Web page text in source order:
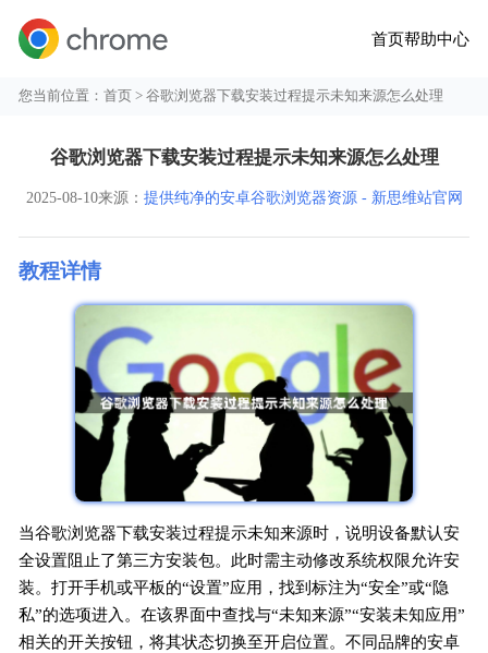
首页帮助中心
您当前位置：首页 > 谷歌浏览器下载安装过程提示未知来源怎么处理
谷歌浏览器下载安装过程提示未知来源怎么处理
2025-08-10来源： 提供纯净的安卓谷歌浏览器资源 - 新思维站官网
教程详情
当谷歌浏览器下载安装过程提示未知来源时，说明设备默认安
全设置阻止了第三方安装包。此时需主动修改系统权限允许安
装。打开手机或平板的“设置”应用，找到标注为“安全”或“隐
私”的选项进入。在该界面中查找与“未知来源”“安装未知应用”
相关的开关按钮，将其状态切换至开启位置。不同品牌的安卓